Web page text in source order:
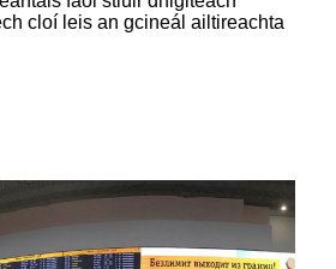
cloí leis an gcineál ailtireachta